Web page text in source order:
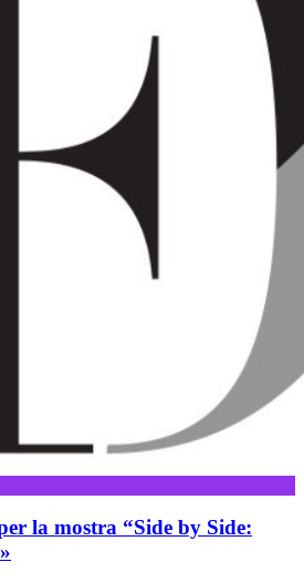
la mostra “Side by Side: